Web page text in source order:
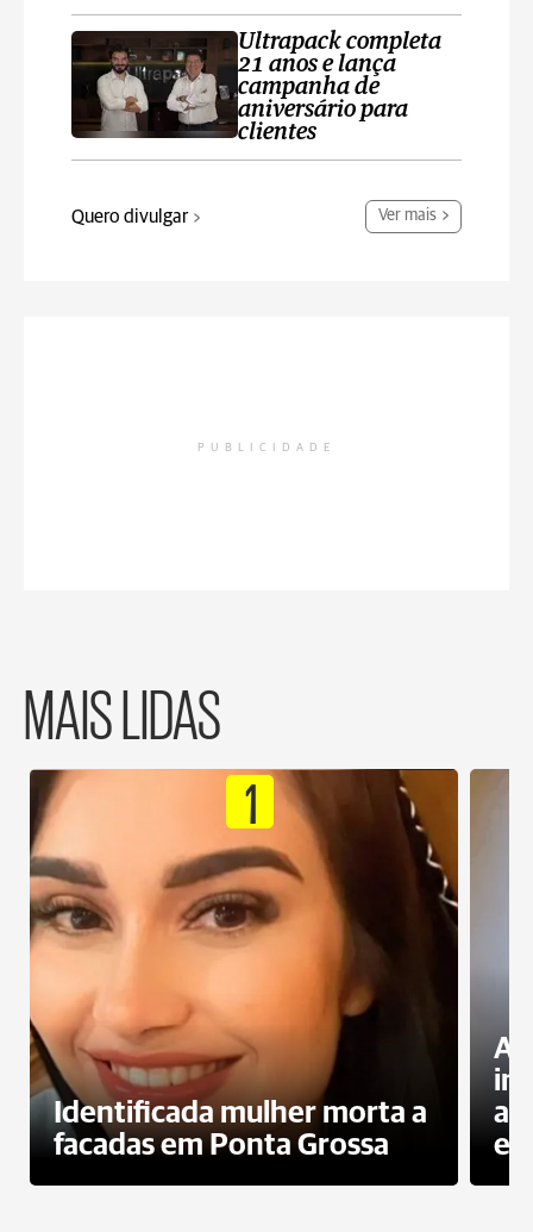
Ultrapack completa
21 anos e lança
campanha de
aniversário para
clientes
Quero divulgar Ver mais
PUBLICIDADE
MAIS LIDAS
1
Identificada mulher morta a
facadas em Ponta Grossa